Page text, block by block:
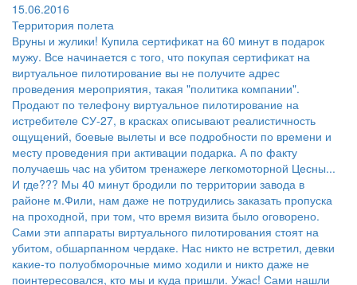
15.06.2016
Территория полета
Вруны и жулики! Купила сертификат на 60 минут в подарок
мужу. Все начинается с того, что покупая сертификат на
виртуальное пилотирование вы не получите адрес
проведения мероприятия, такая "политика компании".
Продают по телефону виртуальное пилотирование на
истребителе СУ-27, в красках описывают реалистичность
ощущений, боевые вылеты и все подробности по времени и
месту проведения при активации подарка. А по факту
получаешь час на убитом тренажере легкомоторной Цесны...
И где??? Мы 40 минут бродили по территории завода в
районе м.Фили, нам даже не потрудились заказать пропуска
на проходной, при том, что время визита было оговорено.
Сами эти аппараты виртуального пилотирования стоят на
убитом, обшарпанном чердаке. Нас никто не встретил, девки
какие-то полуобморочные мимо ходили и никто даже не
поинтересовался, кто мы и куда пришли. Ужас! Сами нашли